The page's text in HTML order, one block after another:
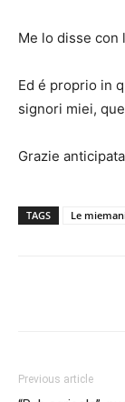
Me lo disse con
Ed é proprio in
signori miei,
Grazie
TAGS Le
Previous article